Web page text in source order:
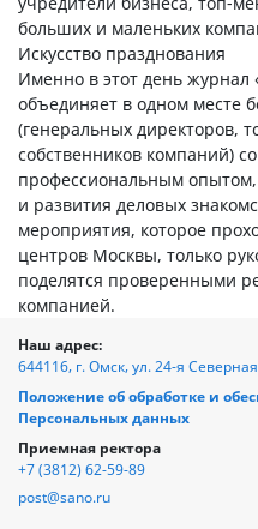
больших и маленьких
Искусство празднования
Именно в этот день
объединяет в одном месте
(генеральных директоров,
собственников компаний)
профессиональным
и развития деловых
мероприятия, которое
центров Москвы, только
поделятся проверенными
компанией.
Наш адрес:
644116, г. Омск, ул. 24-я
Положение об обработке и
Персональных данных
Приемная ректора
+7 (3812) 62-59-89
post@sano.ru